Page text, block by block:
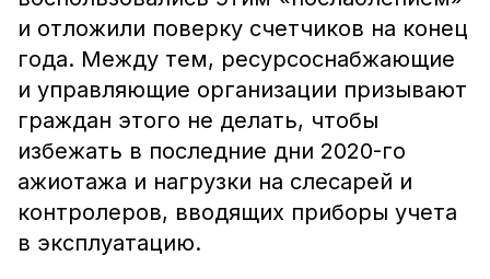
и отложили поверку счетчиков на конец
года. Между тем, ресурсоснабжающие
и управляющие организации призывают
граждан этого не делать, чтобы
избежать в последние дни 2020-го
ажиотажа и нагрузки на слесарей и
контролеров, вводящих приборы учета
в эксплуатацию.